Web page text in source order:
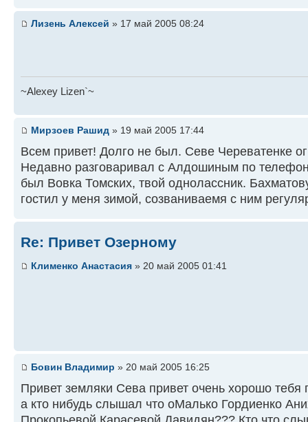
Лизень Алексей » 17 май 2005 08:24
~Alexey Lizen`~
Мирзоев Рашид » 19 май 2005 17:44
Всем привет! Долго не был. Севе Череватенке
Недавно разговаривал с Алдошиным по
был Вовка Томских, твой однолассник.
гостил у меня зимой, созваниваемя с ним
Re: Привет Озерному
Клименко Анастасия » 20 май 2005 01:41
Бовин Владимир » 20 май 2005 16:25
Привет земляки Сева привет очень хорошо
а кто нибудь слышал что оМалько Гордиенко